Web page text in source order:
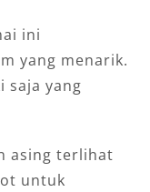
ini
yang menarik.
saja yang
asing terlihat
untuk